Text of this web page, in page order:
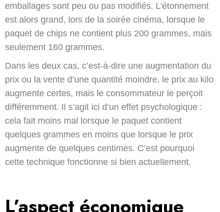
emballages sont peu ou pas modifiés. L’étonnement
est alors grand, lors de la soirée cinéma, lorsque le
paquet de chips ne contient plus 200 grammes, mais
seulement 160 grammes.
Dans les deux cas, c’est-à-dire une augmentation du
prix ou la vente d’une quantité moindre, le prix au kilo
augmente certes, mais le consommateur le perçoit
différemment. Il s’agit ici d’un effet psychologique :
cela fait moins mal lorsque le paquet contient
quelques grammes en moins que lorsque le prix
augmente de quelques centimes. C’est pourquoi
cette technique fonctionne si bien actuellement.
L’aspect économique